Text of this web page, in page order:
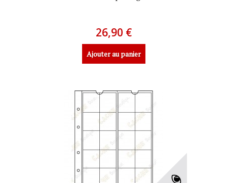
26,90 €
Ajouter au panier